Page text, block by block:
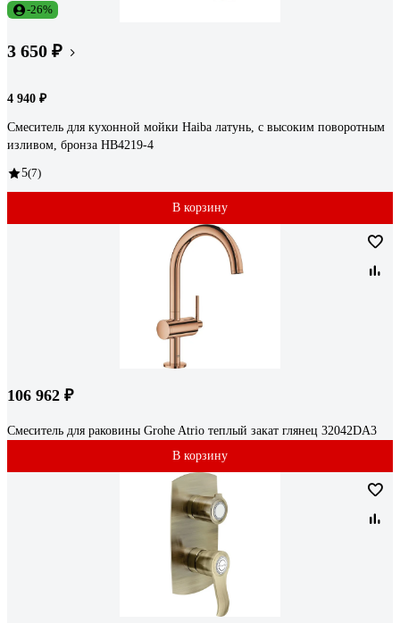
-26%
3 650 ₽
4 940 ₽
Смеситель для кухонной мойки Haiba латунь, с высоким поворотным
изливом, бронза HB4219-4
5(7)
В корзину
106 962 ₽
Смеситель для раковины Grohe Atrio теплый закат глянец 32042DA3
В корзину